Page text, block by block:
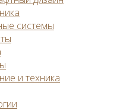
системы
и техника